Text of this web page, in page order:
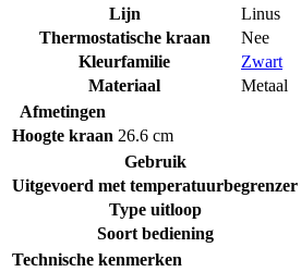
Lijn
Linus
Thermostatische kraan
Nee
Kleurfamilie
Zwart
Materiaal
Metaal
Afmetingen
Hoogte kraan 26.6 cm
Gebruik
Uitgevoerd met temperatuurbegrenzer
Type uitloop
Soort bediening
Technische kenmerken